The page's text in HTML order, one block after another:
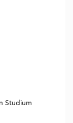
Studium